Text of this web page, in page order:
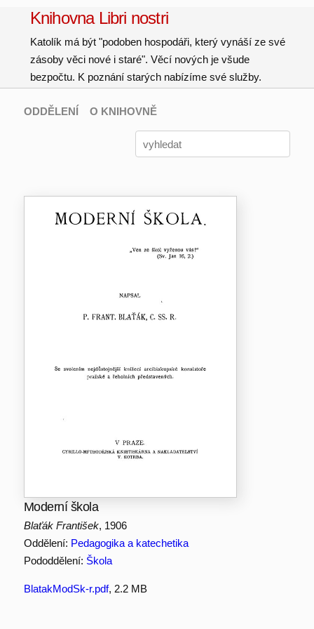
Knihovna Libri nostri
Katolík má být "podoben hospodáři, který vynáší ze své
zásoby věci nové i staré". Věcí nových je všude
bezpočtu. K poznání starých nabízíme své služby.
ODDĚLENÍ O KNIHOVNĚ
Moderní škola
Blaťák František, 1906
Oddělení: Pedagogika a katechetika
Pododdělení: Škola
BlatakModSk-r.pdf, 2.2 MB